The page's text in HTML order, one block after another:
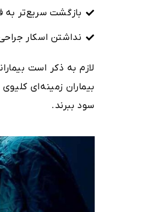
بازگشت سریع‌تر به
نداشتن اسکار
لازم به ذکر است
بیماران زمینه‌ای
سود ببرند.